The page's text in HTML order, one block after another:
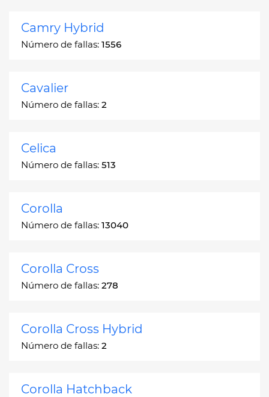
Camry Hybrid
Número de fallas: 1556
Cavalier
Número de fallas: 2
Celica
Número de fallas: 513
Corolla
Número de fallas: 13040
Corolla Cross
Número de fallas: 278
Corolla Cross Hybrid
Número de fallas: 2
Corolla Hatchback